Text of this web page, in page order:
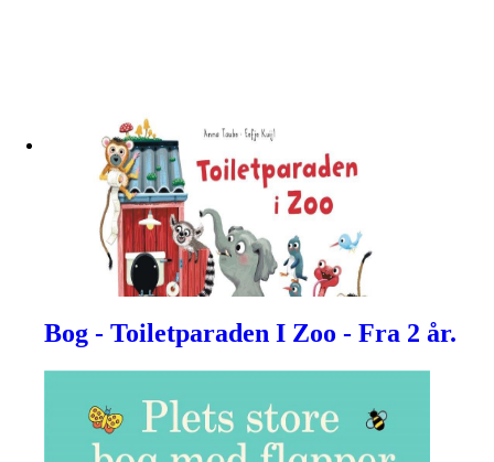
Bog - Toiletparaden I Zoo - Fra 2 år.